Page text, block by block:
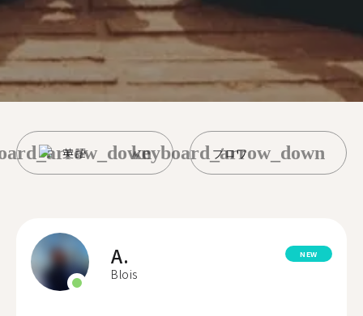
英語 ブロワ
keyboard_arrow_down
A.
Blois
NEW